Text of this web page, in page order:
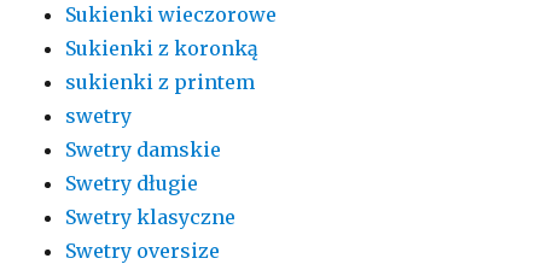
Sukienki wieczorowe
Sukienki z koronką
sukienki z printem
swetry
Swetry damskie
Swetry długie
Swetry klasyczne
Swetry oversize